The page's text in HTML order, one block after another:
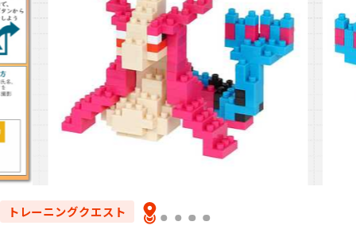
トレーニングクエスト